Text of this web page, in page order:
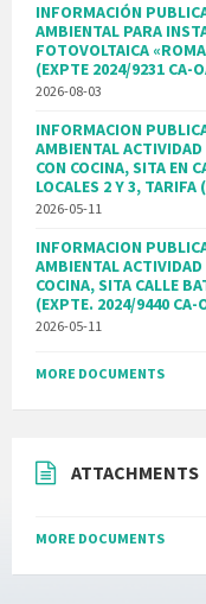
INFORMACIÓN
AMBIENTAL PARA
FOTOVOLTAICA
(EXPTE 2024/9231 CA-
2026-08-03
INFORMACION
AMBIENTAL ACTIVIDAD
CON COCINA, SITA EN
LOCALES 2 Y 3,
2026-05-11
INFORMACION
AMBIENTAL
COCINA, SITA CALLE
(EXPTE. 2024/9440 CA-
2026-05-11
MORE DOCUMENTS
ATTACHMENTS
MORE DOCUMENTS